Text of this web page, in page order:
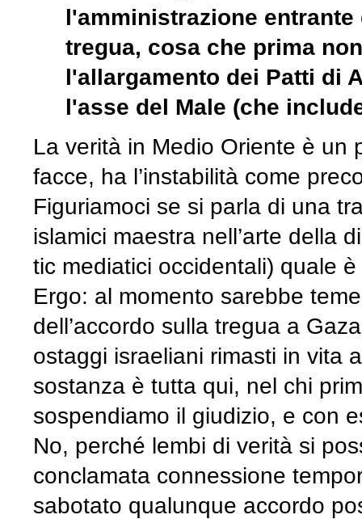
l'amministrazione entrante
tregua, cosa che prima
l'allargamento dei Patti di
l'asse del Male (che
La verità in Medio Oriente è un
facce, ha l’instabilità come
Figuriamoci se si parla di una
islamici maestra nell’arte della
tic mediatici occidentali) quale
Ergo: al momento sarebbe
dell’accordo sulla tregua a
ostaggi israeliani rimasti in vita
sostanza è tutta qui, nel chi
sospendiamo il giudizio, e con
No, perché lembi di verità si
conclamata connessione
sabotato qualunque accordo